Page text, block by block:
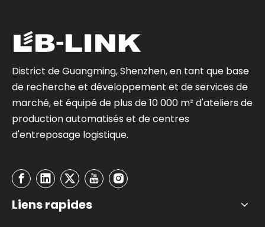
District de Guangming, Shenzhen, en tant que base
de recherche et développement et de services de
marché, et équipé de plus de 10 000 m² d'ateliers de
production automatisés et de centres
d'entreposage logistique.
Liens rapides